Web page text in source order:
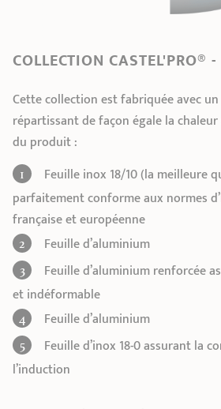
COLLECTION CASTEL'PRO®
Cette collection est fabriquée avec
répartissant de façon égale la
du produit :
Feuille inox 18/10 (la meilleure
parfaitement conforme aux normes
française et européenne
Feuille d’aluminium
Feuille d’aluminium renforcée
et indéformable
Feuille d’aluminium
Feuille d’inox 18-0 assurant la
l’induction